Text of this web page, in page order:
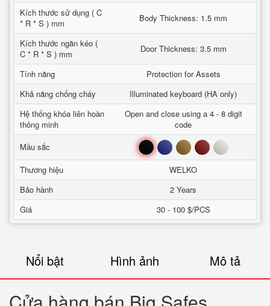
Kích thước sử dụng ( C
* R * S ) mm
Body Thickness: 1.5 mm
Kích thước ngăn kéo (
C * R * S ) mm
Door Thickness: 3.5 mm
Tính năng
Protection for Assets
Khả năng chống cháy
Illuminated keyboard (HA only)
Hệ thống khóa liên hoàn
thông minh
Open and close using a 4 - 8 digit
code
Mầu sắc
Đen Xanh Nâu Đỏ Trắng
Thương hiệu
WELKO
Bảo hành
2 Years
Giá
30 - 100 $/PCS
Nổi bật Hình ảnh Mô tả